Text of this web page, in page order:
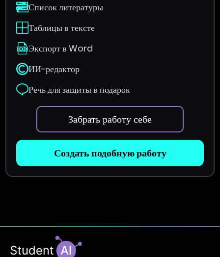
Список литературы
Таблицы в тексте
Экспорт в Word
ИИ-редактор
Речь для защиты в подарок
Забрать работу себе
Создать подобную работу